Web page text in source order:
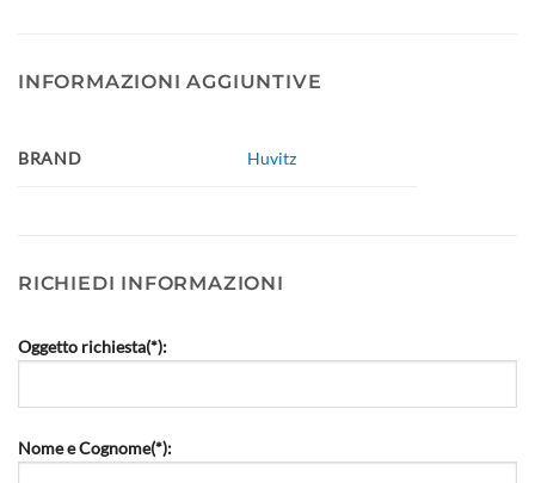
INFORMAZIONI AGGIUNTIVE
BRAND Huvitz
RICHIEDI INFORMAZIONI
Oggetto richiesta(*):
Nome e Cognome(*):